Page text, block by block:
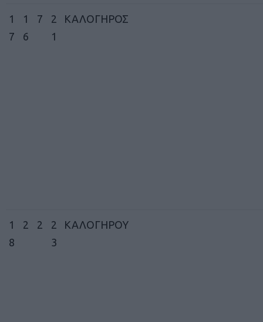
1
7
1
6
7
2
1
ΚΑΛΟΓΗΡΟΣ
1
8
2 2
2
3
ΚΑΛΟΓΗΡΟΥ